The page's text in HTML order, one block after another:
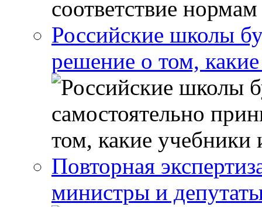
Российские школы
решение о том,
Повторная
министры и